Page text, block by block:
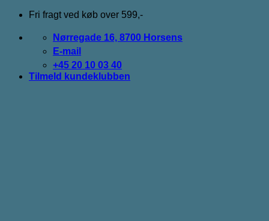
Fortsæt
indhold
Fri fragt ved køb over 599,-
Nørregade 16, 8700 Horsens
E-mail
+45 20 10 03 40
Tilmeld kundeklubben